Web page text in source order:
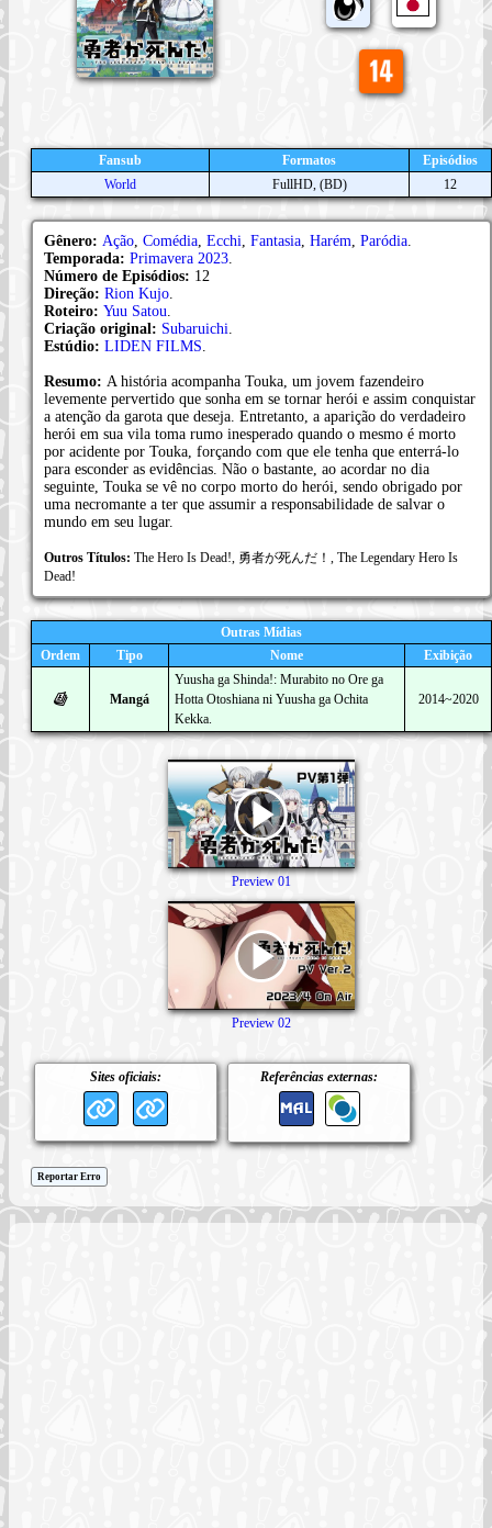
Fansub Formatos
Episódios
World
FullHD, (BD) 12
Gênero: Ação Comédia Ecchi Fantasia Harém Paródia
Temporada: Primavera 2023
Número de Episódios: 12
Direção: Rion Kujo
Roteiro: Yuu Satou
Criação original: Subaruichi
Estúdio: LIDEN FILMS
Resumo: A história acompanha Touka, um jovem fazendeiro
levemente pervertido que sonha em se tornar herói e assim conquistar
a atenção da garota que deseja. Entretanto, a aparição do verdadeiro
herói em sua vila toma rumo inesperado quando o mesmo é morto
por acidente por Touka, forçando com que ele tenha que enterrá-lo
para esconder as evidências. Não o bastante, ao acordar no dia
seguinte, Touka se vê no corpo morto do herói, sendo obrigado por
uma necromante a ter que assumir a responsabilidade de salvar o
mundo em seu lugar.
Outros Títulos: The Hero Is Dead!, 勇者が死んだ！, The Legendary Hero Is
Dead!
Outras Mídias
Ordem
Tipo Nome Exibição
Mangá
Yuusha ga Shinda!: Murabito no Ore ga
Hotta Otoshiana ni Yuusha ga Ochita
Kekka.
2014~2020
Sites oficiais: Referências externas:
Preview 01
Preview 02
Reportar Erro